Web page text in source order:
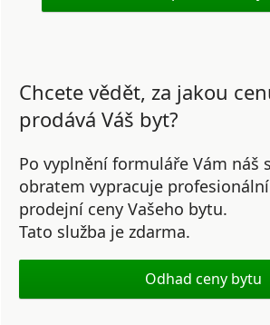
Chcete vědět, za jakou
prodává Váš byt?
Po vyplnění formuláře Vám náš
obratem vypracuje
prodejní ceny Vašeho bytu.
Tato služba je zdarma.
Odhad ceny bytu